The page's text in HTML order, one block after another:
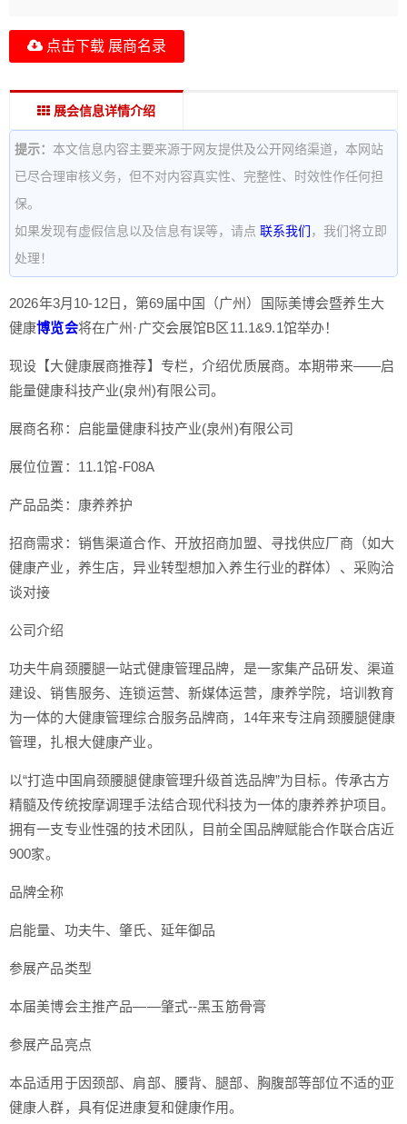
点击下载 展商名录
展会信息详情介绍
提示： 本文信息内容主要来源于网友提供及公开网络渠道，本网站
已尽合理审核义务，但不对内容真实性、完整性、时效性作任何担
保。
如果发现有虚假信息以及信息有误等，请点 联系我们 ，我们将立即
处理！
2026年3月10-12日，第69届中国（广州）国际美博会暨养生大
健康博览会将在广州·广交会展馆B区11.1&9.1馆举办！
现设【大健康展商推荐】专栏，介绍优质展商。本期带来——启
能量健康科技产业(泉州)有限公司。
展商名称：启能量健康科技产业(泉州)有限公司
展位位置：11.1馆-F08A
产品品类：康养养护
招商需求：销售渠道合作、开放招商加盟、寻找供应厂商（如大
健康产业，养生店，异业转型想加入养生行业的群体）、采购洽
谈对接
公司介绍
功夫牛肩颈腰腿一站式健康管理品牌，是一家集产品研发、渠道
建设、销售服务、连锁运营、新媒体运营，康养学院，培训教育
为一体的大健康管理综合服务品牌商，14年来专注肩颈腰腿健康
管理，扎根大健康产业。
以“打造中国肩颈腰腿健康管理升级首选品牌”为目标。传承古方
精髓及传统按摩调理手法结合现代科技为一体的康养养护项目。
拥有一支专业性强的技术团队，目前全国品牌赋能合作联合店近
900家。
品牌全称
启能量、功夫牛、肇氏、延年御品
参展产品类型
本届美博会主推产品——肇式--黑玉筋骨膏
参展产品亮点
本品适用于因颈部、肩部、腰背、腿部、胸腹部等部位不适的亚
健康人群，具有促进康复和健康作用。